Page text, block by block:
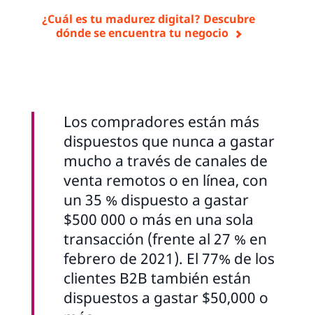
¿Cuál es tu madurez digital? Descubre
dónde se encuentra tu negocio
Los compradores están más
dispuestos que nunca a gastar
mucho a través de canales de
venta remotos o en línea, con
un 35 % dispuesto a gastar
$500 000 o más en una sola
transacción (frente al 27 % en
febrero de 2021). El 77% de los
clientes B2B también están
dispuestos a gastar $50,000 o